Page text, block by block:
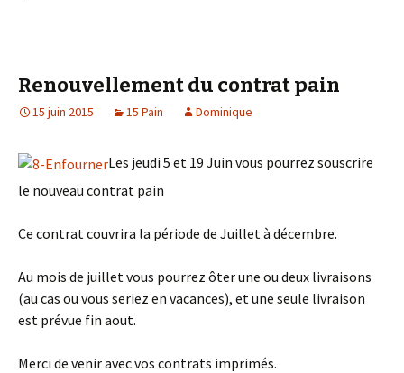
Renouvellement du contrat pain
15 juin 2015 15 Pain Dominique
Les jeudi 5 et 19 Juin vous pourrez souscrire
le nouveau contrat pain
Ce contrat couvrira la période de Juillet à décembre.
Au mois de juillet vous pourrez ôter une ou deux livraisons
(au cas ou vous seriez en vacances), et une seule livraison
est prévue fin aout.
Merci de venir avec vos contrats imprimés.